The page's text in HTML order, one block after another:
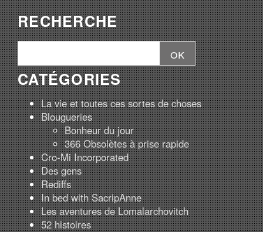
RECHERCHE
CATÉGORIES
La vie et toutes ces sortes de choses
Blougueries
Bonheur du jour
366 Obsolètes à prise rapide
Cro-Mi Incorporated
Des gens
Rediffs
In bed with SacripAnne
Les aventures de Lomalarchovitch
52 histoires